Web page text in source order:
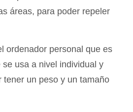
áreas, para poder repeler
ordenador personal que es
se usa a nivel individual y
tener un peso y un tamaño